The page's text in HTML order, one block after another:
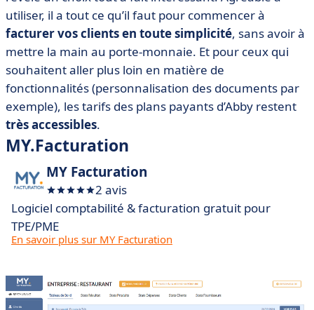
utiliser, il a tout ce qu’il faut pour commencer à
facturer vos clients en toute simplicité, sans avoir à
mettre la main au porte-monnaie. Et pour ceux qui
souhaitent aller plus loin en matière de
fonctionnalités (personnalisation des documents par
exemple), les tarifs des plans payants d’Abby restent
très accessibles.
MY.Facturation
MY Facturation
2 avis
Logiciel comptabilité & facturation gratuit pour
TPE/PME
En savoir plus sur MY Facturation